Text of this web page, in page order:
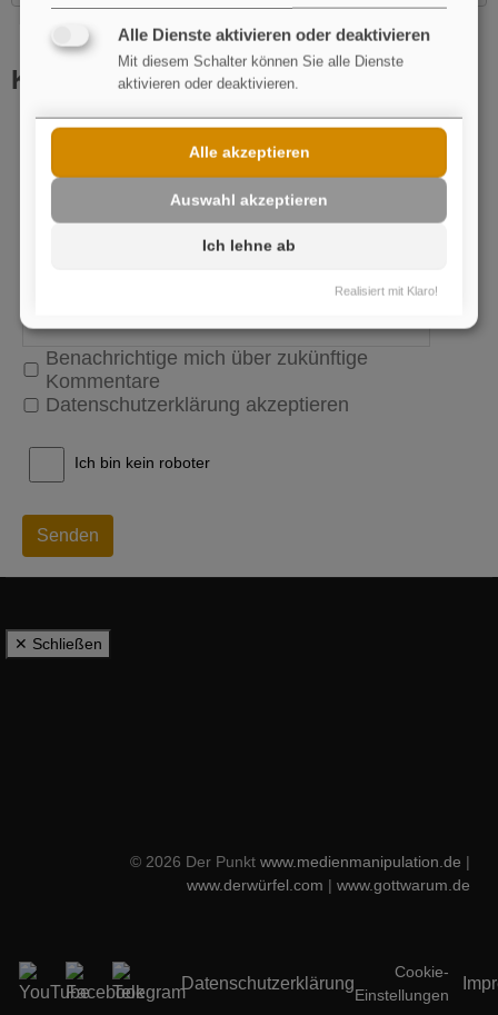
Kommentar schreiben
Name
E-Mail
Benachrichtige mich über zukünftige
Kommentare
Datenschutzerklärung akzeptieren
Ich bin kein roboter
Senden
✕ Schließen
© 2026 Der Punkt www.medienmanipulation.de |
www.derwürfel.com | www.gottwarum.de
Datenschutzerklärung
Cookie-
Einstellungen
Alle Dienste aktivieren oder deaktivieren
Mit diesem Schalter können Sie alle Dienste
aktivieren oder deaktivieren.
Ich lehne ab
Auswahl akzeptieren
Alle akzeptieren
Realisiert mit Klaro!